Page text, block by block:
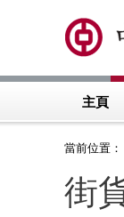
主頁
當前位置
街